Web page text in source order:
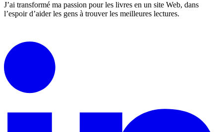
J’ai transformé ma passion pour les livres en un site Web, dans
l’espoir d’aider les gens à trouver les meilleures lectures.